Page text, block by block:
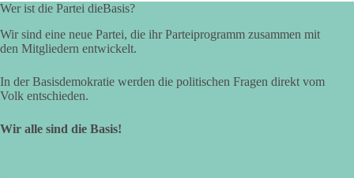
Regierungsverantwortung, feste Vereinbarungen und
dauerhafte Bindungen. Kooperation in Sachfragen bedeutet
dagegen: Ein Vorschlag wird einzeln geprüft.
🟩🟩🟦🟦🟥🟥🟧🟧
Vorschläge können Zustimmung erhalten. Schlechte
Wer ist die Partei dieBasis?
Wir sind eine neue Partei, die ihr Parteiprogramm zusammen mit
den Mitgliedern entwickelt.
In der Basisdemokratie werden die politischen Fragen direkt vom
Volk entschieden.
Wir alle sind die Basis!